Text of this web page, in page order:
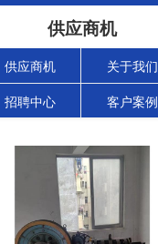
供应商机
供应商机 关于我们
招聘中心 客户案例